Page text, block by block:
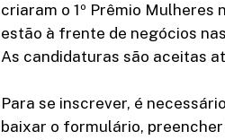
criaram o 1º Prêmio
estão à frente de negócios
As candidaturas são aceitas
Para se inscrever, é
baixar o formulário,